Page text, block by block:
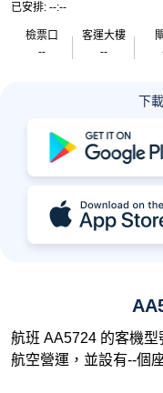
已安排: --:--
檢票口
--
客運大樓
--
下
航班 AA5724 的客機型
航空營運，並設有--個